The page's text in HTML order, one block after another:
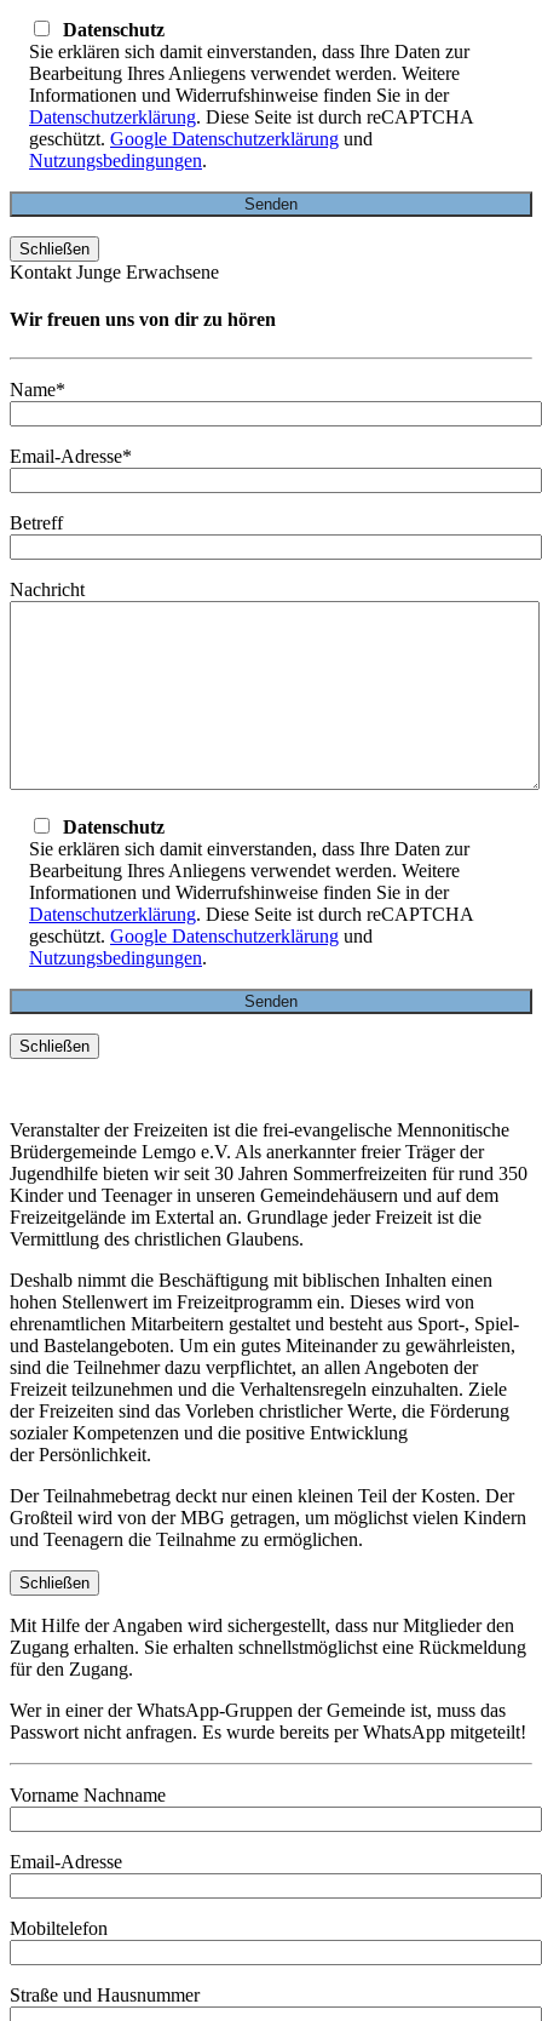
Datenschutz
Sie erklären sich damit einverstanden, dass Ihre Daten zur
Bearbeitung Ihres Anliegens verwendet werden. Weitere
Informationen und Widerrufshinweise finden Sie in der
Datenschutzerklärung. Diese Seite ist durch reCAPTCHA
geschützt. Google Datenschutzerklärung und
Nutzungsbedingungen.
Schließen
Kontakt Junge Erwachsene
Wir freuen uns von dir zu hören
Name*
Email-Adresse*
Betreff
Nachricht
Datenschutz
Sie erklären sich damit einverstanden, dass Ihre Daten zur
Bearbeitung Ihres Anliegens verwendet werden. Weitere
Informationen und Widerrufshinweise finden Sie in der
Datenschutzerklärung. Diese Seite ist durch reCAPTCHA
geschützt. Google Datenschutzerklärung und
Nutzungsbedingungen.
Schließen
Veranstalter der Freizeiten ist die frei-evangelische Mennonitische
Brüdergemeinde Lemgo e.V. Als anerkannter freier Träger der
Jugendhilfe bieten wir seit 30 Jahren Sommerfreizeiten für rund 350
Kinder und Teenager in unseren Gemeindehäusern und auf dem
Freizeitgelände im Extertal an. Grundlage jeder Freizeit ist die
Vermittlung des christlichen Glaubens.
Deshalb nimmt die Beschäftigung mit biblischen Inhalten einen
hohen Stellenwert im Freizeitprogramm ein. Dieses wird von
ehrenamtlichen Mitarbeitern gestaltet und besteht aus Sport-, Spiel-
und Bastelangeboten. Um ein gutes Miteinander zu gewährleisten,
sind die Teilnehmer dazu verpflichtet, an allen Angeboten der
Freizeit teilzunehmen und die Verhaltensregeln einzuhalten. Ziele
der Freizeiten sind das Vorleben christlicher Werte, die Förderung
sozialer Kompetenzen und die positive Entwicklung
der Persönlichkeit.
Der Teilnahmebetrag deckt nur einen kleinen Teil der Kosten. Der
Großteil wird von der MBG getragen, um möglichst vielen Kindern
und Teenagern die Teilnahme zu ermöglichen.
Schließen
Mit Hilfe der Angaben wird sichergestellt, dass nur Mitglieder den
Zugang erhalten. Sie erhalten schnellstmöglichst eine Rückmeldung
für den Zugang.
Wer in einer der WhatsApp-Gruppen der Gemeinde ist, muss das
Passwort nicht anfragen. Es wurde bereits per WhatsApp mitgeteilt!
Vorname Nachname
Email-Adresse
Mobiltelefon
Straße und Hausnummer